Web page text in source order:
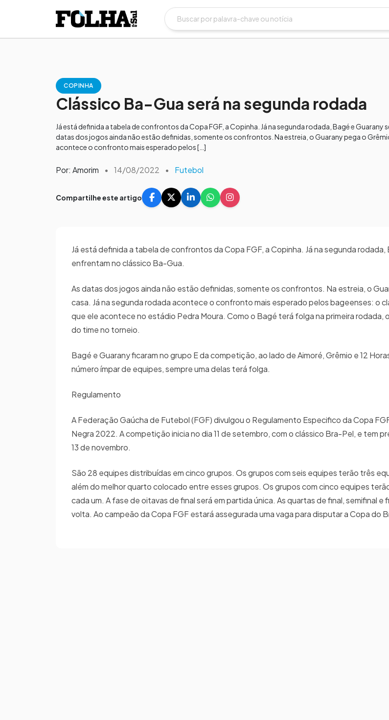
COPINHA
Clássico Ba-Gua será na segunda rodada
Já está definida a tabela de confrontos da Copa FGF, a Copinha. Já na segunda rodada, Bagé e Guarany
datas dos jogos ainda não estão definidas, somente os confrontos. Na estreia, o Guarany pega o
acontece o confronto mais esperado pelos […]
Por: Amorim • 14/08/2022 • Futebol
Compartilhe este artigo
Já está definida a tabela de confrontos da Copa FGF, a Copinha. Já na segunda rodada,
enfrentam no clássico Ba-Gua.
As datas dos jogos ainda não estão definidas, somente os confrontos. Na estreia, o
casa. Já na segunda rodada acontece o confronto mais esperado pelos bageenses: o
que ele acontece no estádio Pedra Moura. Como o Bagé terá folga na primeira rodada,
do time no torneio.
Bagé e Guarany ficaram no grupo E da competição, ao lado de Aimoré, Grêmio e 12
número ímpar de equipes, sempre uma delas terá folga.
Regulamento
A Federação Gaúcha de Futebol (FGF) divulgou o Regulamento Especifico da Copa
Negra 2022. A competição inicia no dia 11 de setembro, com o clássico Bra-Pel, e tem
13 de novembro.
São 28 equipes distribuídas em cinco grupos. Os grupos com seis equipes terão três
além do melhor quarto colocado entre esses grupos. Os grupos com cinco equipes
cada um. A fase de oitavas de final será em partida única. As quartas de final, semifinal e
volta. Ao campeão da Copa FGF estará assegurada uma vaga para disputar a Copa do